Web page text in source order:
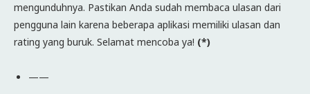
mengunduhnya. Pastikan Anda sudah membaca ulasan dari
pengguna lain karena beberapa aplikasi memiliki ulasan dan
rating yang buruk. Selamat mencoba ya! (*)
——